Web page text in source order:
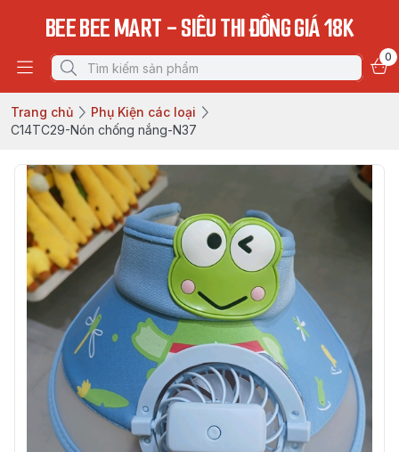
BEE BEE MART - SIÊU THI ĐỒNG GIÁ 18K
0
Trang chủ
Phụ Kiện các loại
C14TC29-Nón chống nắng-N37